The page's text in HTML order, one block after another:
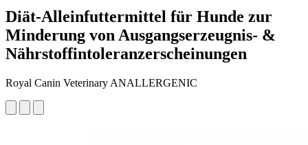
Diät-Alleinfuttermittel für Hunde zur
Minderung von Ausgangserzeugnis- &
Nährstoffintoleranzerscheinungen
Royal Canin Veterinary ANALLERGENIC